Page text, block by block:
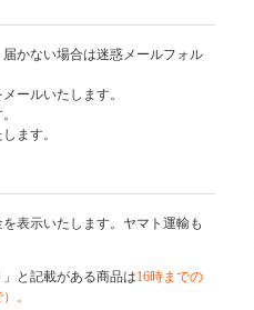
かない場合は迷惑メールフォル
ールいたします。
ます。
表示いたします。ヤマト運輸も
と記載がある商品は16時までの
。